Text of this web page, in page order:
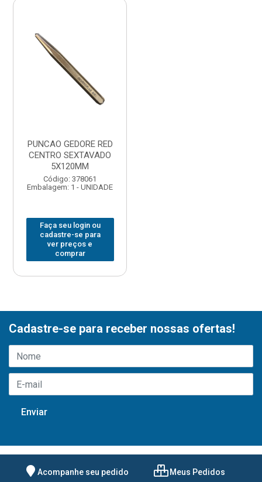
PUNCAO GEDORE RED
CENTRO SEXTAVADO
5X120MM
Código: 378061
Embalagem: 1 - UNIDADE
Faça seu login ou
cadastre-se para
ver preços e
comprar
Cadastre-se para receber nossas ofertas!
Acompanhe seu pedido Meus Pedidos